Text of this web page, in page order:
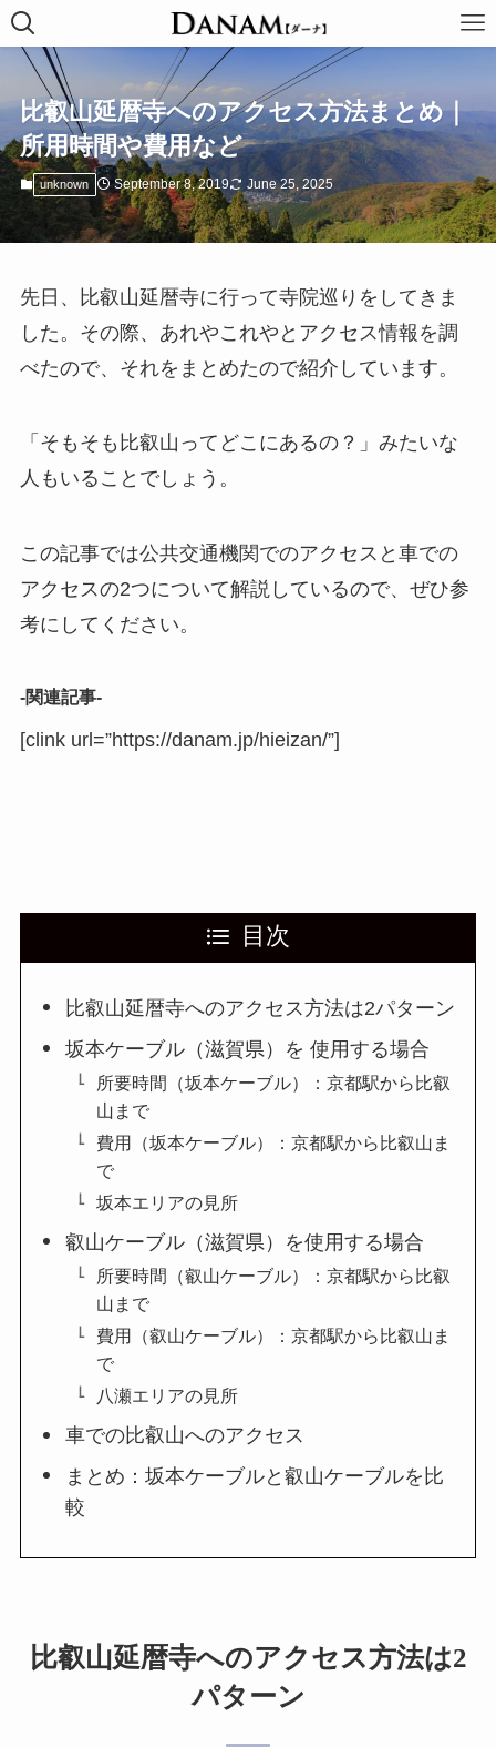
比叡山延暦寺へのアクセス方法まとめ｜
所用時間や費用など
unknown September 8, 2019 June 25, 2025
先日、比叡山延暦寺に行って寺院巡りをしてきま
した。その際、あれやこれやとアクセス情報を調
べたので、それをまとめたので紹介しています。
「そもそも比叡山ってどこにあるの？」みたいな
人もいることでしょう。
この記事では公共交通機関でのアクセスと車での
アクセスの2つについて解説しているので、ぜひ参
考にしてください。
-関連記事-
[clink url=”https://danam.jp/hieizan/”]
目次
比叡山延暦寺へのアクセス方法は2パターン
坂本ケーブル（滋賀県）を 使用する場合
所要時間（坂本ケーブル）：京都駅から比叡
山まで
費用（坂本ケーブル）：京都駅から比叡山ま
で
坂本エリアの見所
叡山ケーブル（滋賀県）を使用する場合
所要時間（叡山ケーブル）：京都駅から比叡
山まで
費用（叡山ケーブル）：京都駅から比叡山ま
で
八瀬エリアの見所
車での比叡山へのアクセス
まとめ：坂本ケーブルと叡山ケーブルを比
較
比叡山延暦寺へのアクセス方法は2
パターン